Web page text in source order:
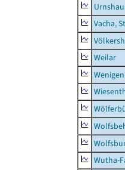
Vacha,
Weilar
Wutha-